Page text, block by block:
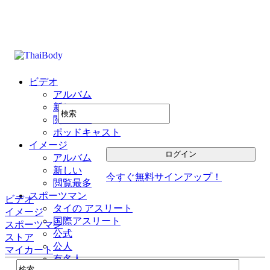
ビデオ
アルバム
新しい
閲覧最多
ポッドキャスト
イメージ
アルバム
新しい
閲覧最多
スポーツマン
タイの アスリート
国際アスリート
公式
公人
有名人
今すぐ無料サインアップ！
ビデオ
イメージ
スポーツマン
ストア
マイカート